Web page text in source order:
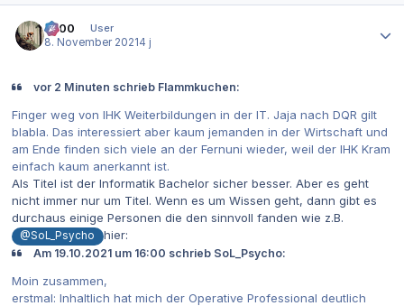
0x00
User
8. November 2021 4 j
vor 2 Minuten schrieb Flammkuchen:
Finger weg von IHK Weiterbildungen in der IT. Jaja nach DQR gilt
blabla. Das interessiert aber kaum jemanden in der Wirtschaft und
am Ende finden sich viele an der Fernuni wieder, weil der IHK Kram
einfach kaum anerkannt ist.
Als Titel ist der Informatik Bachelor sicher besser. Aber es geht
nicht immer nur um Titel. Wenn es um Wissen geht, dann gibt es
durchaus einige Personen die den sinnvoll fanden wie z.B.
@SoL_Psycho hier:
Am 19.10.2021 um 16:00 schrieb SoL_Psycho:
Moin zusammen,
erstmal: Inhaltlich hat mich der Operative Professional deutlich